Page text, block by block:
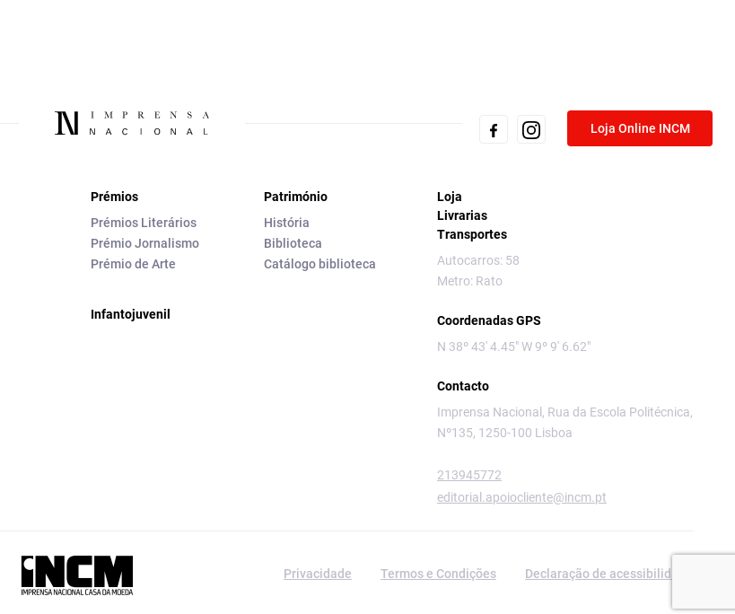
Loja Online INCM
Prémios
Prémios Literários
Prémio Jornalismo
Prémio de Arte
Infantojuvenil
Património
História
Biblioteca
Catálogo biblioteca
Loja
Livrarias
Transportes
Autocarros: 58
Metro: Rato
Coordenadas GPS
N 38º 43' 4.45" W 9º 9' 6.62"
Contacto
Imprensa Nacional, Rua da Escola Politécnica,
Nº135, 1250-100 Lisboa
213945772
editorial.apoiocliente@incm.pt
Privacidade Termos e Condições Declaração de acessibilidade